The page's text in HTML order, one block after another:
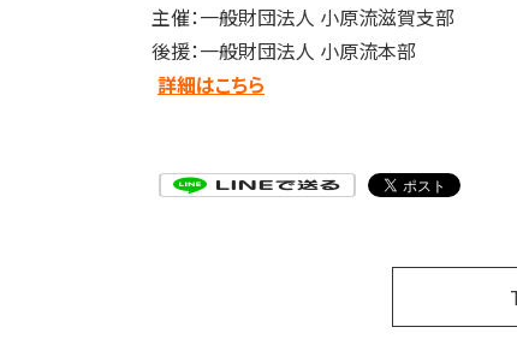
主催：一般財団法人 小原流滋賀支部
後援：一般財団法人 小原流本部
詳細はこちら